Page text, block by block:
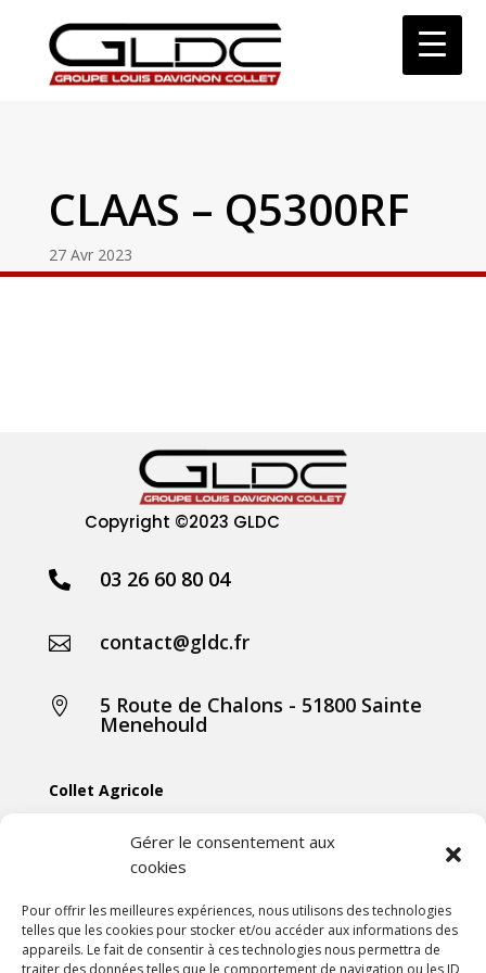
Gérer le consentement aux
cookies
Pour offrir les meilleures expériences, nous utilisons des technologies
telles que les cookies pour stocker et/ou accéder aux informations des
appareils. Le fait de consentir à ces technologies nous permettra de
traiter des données telles que le comportement de navigation ou les ID
CLAAS – Q5300RF
27 Avr 2023
Copyright ©2023 GLDC
 03 26 60 80 04
 contact@gldc.fr
 5 Route de Chalons - 51800 Sainte
Menehould
Collet Agricole
Collet Motoculture
Collet Élevage
Les actus